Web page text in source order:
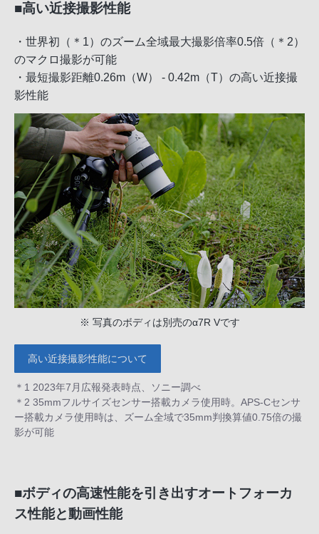
■高い近接撮影性能
・世界初（＊1）のズーム全域最大撮影倍率0.5倍（＊2）
のマクロ撮影が可能
・最短撮影距離0.26m（W） - 0.42m（T）の高い近接撮
影性能
※ 写真のボディは別売のα7R Vです
高い近接撮影性能について
＊1 2023年7月広報発表時点、ソニー調べ
＊2 35mmフルサイズセンサー搭載カメラ使用時。APS-Cセンサ
ー搭載カメラ使用時は、ズーム全域で35mm判換算値0.75倍の撮
影が可能
■ボディの高速性能を引き出すオートフォーカ
ス性能と動画性能